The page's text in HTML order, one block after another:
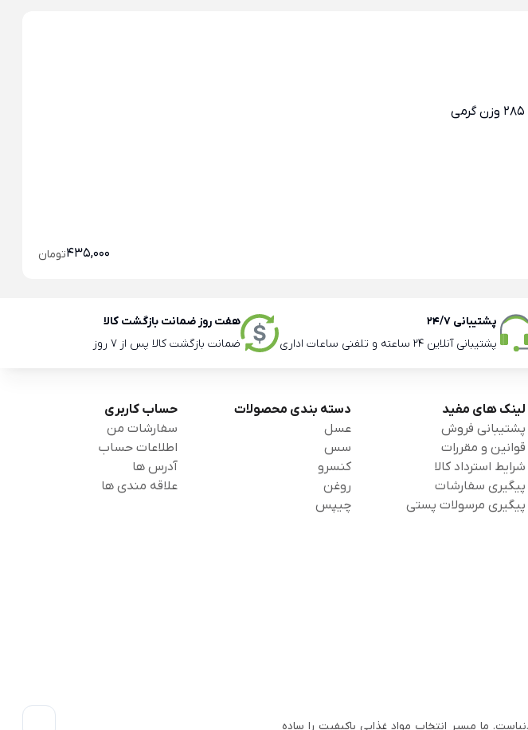
435,000تومان
پشتیبانی 24/7
پشتیبانی آنلاین 24 ساعته و تلفنی ساعات اداری
هفت روز ضمانت بازگشت کالا
ضمانت بازگشت کالا پس از 7 روز
لینک های مفید
پشتیبانی فروش
قوانین و مقررات
شرایط استرداد کالا
پیگیری سفارشات
پیگیری مرسولات پستی
دسته بندی محصولات
عسل
سس
کنسرو
روغن
چیپس
حساب کاربری
سفارشات من
اطلاعات حساب
آدرس ها
علاقه مندی ها
ما مسیر انتخاب مواد غذایی باکیفیت را ساده